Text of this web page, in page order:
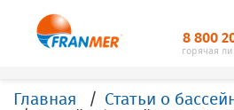
8 800
горячая
Главная
Статьи о